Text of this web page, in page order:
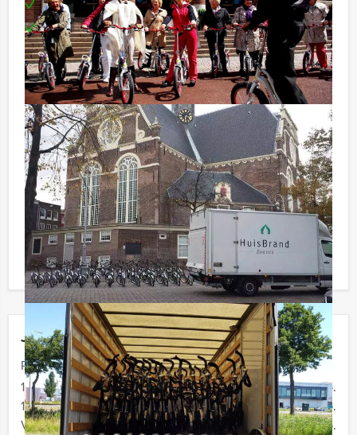
Jouw uitje
Prijs :
10 - 15 personen
€ 36,50 p.p.
16 - 29 personen
€ 34,50 p.p.
Vanaf 30 personen
€ 29,50 p.p.
Te boeken op de door jullie gewenste dag en
tijdstip!
Onze gidsen spreken vele talen. Neem contact met
ons op om alle mogelijkheden te bespreken. (Our
professional tour guides are multilingual. Please
contact us for further information.)
Met minder personen deelnemen aan dit
groepsuitje van Arnhem Excursies?
Op deze website staat een minimaal aantal personen
voor dit groepsuitje aangegeven. Jullie kunnen ook
voor minder personen boeken maar zullen dan wel de
minimale prijs moeten voldoen.